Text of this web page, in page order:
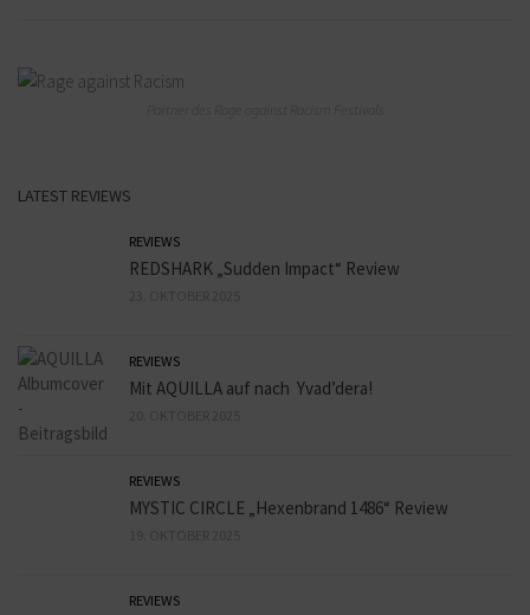
LATEST REVIEWS
REVIEWS
REDSHARK „Sudden Impact“ Review
REVIEWS
Mit AQUILLA auf nach Yvad’dera!
REVIEWS
MYSTIC CIRCLE „Hexenbrand 1486“ Review
REVIEWS